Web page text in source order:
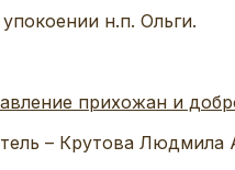
н.п. Ольги.
прихожан и
– Крутова Людмила